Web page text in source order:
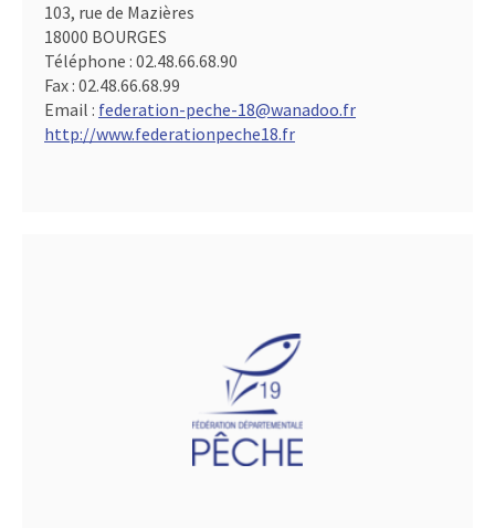
103, rue de Mazières
18000 BOURGES
Téléphone : 02.48.66.68.90
Fax : 02.48.66.68.99
Email : federation-peche-18@wanadoo.fr
http://www.federationpeche18.fr